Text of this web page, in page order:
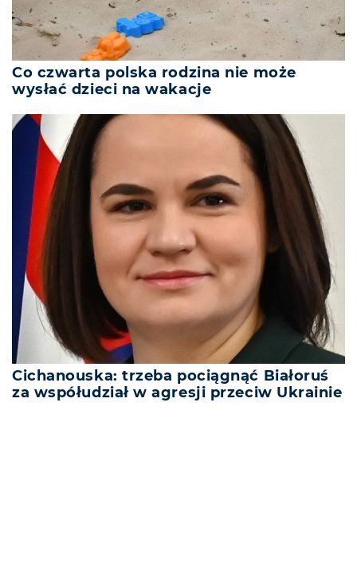
Co czwarta polska rodzina nie może
wysłać dzieci na wakacje
Cichanouska: trzeba pociągnąć Białoruś
za współudział w agresji przeciw Ukrainie